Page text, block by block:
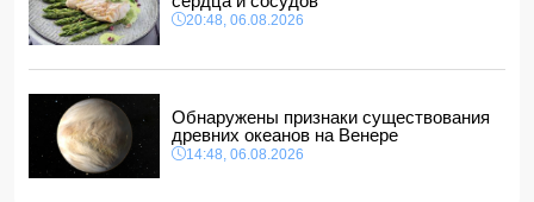
20:48, 06.08.2026
Обнаружены признаки существования
древних океанов на Венере
14:48, 06.08.2026